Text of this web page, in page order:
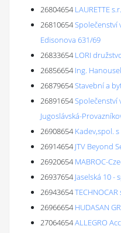
26804654 LAURETTE
26810654Společenství
Edisonova 631/69
26833654 LORI
26856654 Ing.
26879654Stavební a
26891654Společenství
Jugoslávská-
26908654 Kadev,spol. s
26914654 JTV Beyond
26920654 MABROC-
26937654 Jaselská 10
26943654TECHNOCAR
26966654 HUDASAN
27064654ALLEGRO